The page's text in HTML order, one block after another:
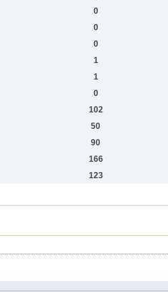
0
0
0
1
1
0
102
50
90
166
123